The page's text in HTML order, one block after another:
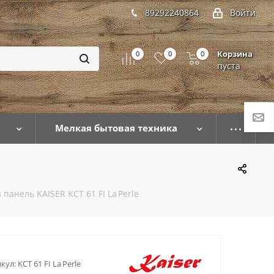
Войти
89292240864
0 0 Корзина
пуста
0
Мелкая бытовая техника
KAISER KCT 61 FI La Perle
KCT 61 FI La Perle